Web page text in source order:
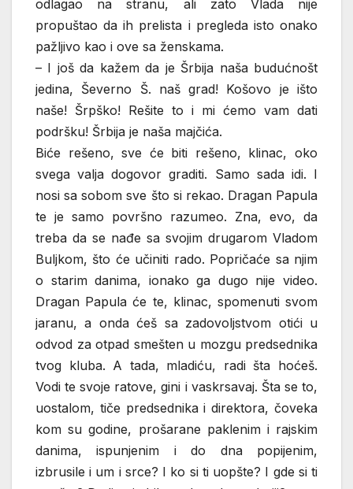
odlagao na stranu, ali zato Vlada nije
propuštao da ih prelista i pregleda isto onako
pažljivo kao i ove sa ženskama.
– I još da kažem da je Šrbija naša budućnošt
jedina, Ševerno Š. naš grad! Košovo je išto
naše! Šrpško! Rešite to i mi ćemo vam dati
podršku! Šrbija je naša majčića.
Biće rešeno, sve će biti rešeno, klinac, oko
svega valja dogovor graditi. Samo sada idi. I
nosi sa sobom sve što si rekao. Dragan Papula
te je samo površno razumeo. Zna, evo, da
treba da se nađe sa svojim drugarom Vladom
Buljkom, što će učiniti rado. Popričaće sa njim
o starim danima, ionako ga dugo nije video.
Dragan Papula će te, klinac, spomenuti svom
jaranu, a onda ćeš sa zadovoljstvom otići u
odvod za otpad smešten u mozgu predsednika
tvog kluba. A tada, mladiću, radi šta hoćeš.
Vodi te svoje ratove, gini i vaskrsavaj. Šta se to,
uostalom, tiče predsednika i direktora, čoveka
kom su godine, prošarane paklenim i rajskim
danima, ispunjenim i do dna popijenim,
izbrusile i um i srce? I ko si ti uopšte? I gde si ti